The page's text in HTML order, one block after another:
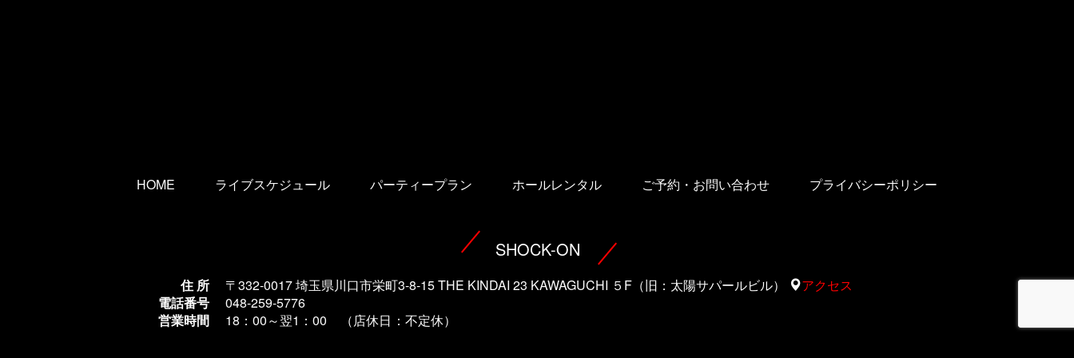
HOME ライブスケジュール パーティープラン ホールレンタル ご予約・お問い合わせ プライバシーポリシー
SHOCK-ON
住 所 〒332-0017 埼玉県川口市栄町3-8-15 THE KINDAI 23 KAWAGUCHI ５F（旧：太陽サパールビル）
アクセス
電話番号
048-259-5776
営業時間
18：00～翌1 ：00 （店休日：不定休）